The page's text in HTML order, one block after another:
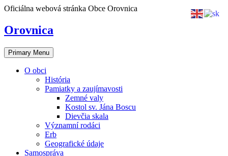
Skip
content
Oficiálna webová stránka Obce Orovnica
Orovnica
Primary Menu
O obci
História
Pamiatky a zaujímavosti
Zemné valy
Kostol sv. Jána Boscu
Dievčia skala
Významní rodáci
Erb
Geografické údaje
Samospráva